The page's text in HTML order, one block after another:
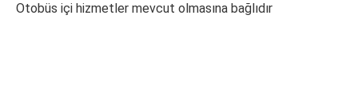
Otobüs içi hizmetler mevcut olmasına bağlıdır